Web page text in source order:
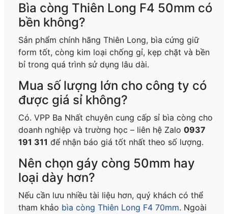
Bìa còng Thiên Long F4 50mm có
bền không?
Sản phẩm chính hãng Thiên Long, bìa cứng giữ
form tốt, còng kim loại chống gỉ, kẹp chặt và bền
bỉ trong quá trình sử dụng lâu dài.
Mua số lượng lớn cho công ty có
được giá sỉ không?
Có. VPP Ba Nhất chuyên cung cấp sỉ bìa còng cho
doanh nghiệp và trường học – liên hệ Zalo0937
191 311 để nhận báo giá tốt nhất theo số lượng.
Nên chọn gáy còng 50mm hay
loại dày hơn?
Nếu cần lưu nhiều tài liệu hơn, quý khách có thể
tham khảo bìa còng Thiên Long F4 70mm. Ngoài